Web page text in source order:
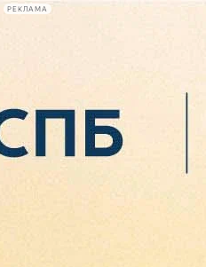
РЕКЛАМА
Сегодня:
2026.08.06
11:04